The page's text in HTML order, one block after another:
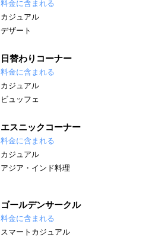
料金に含まれる
カジュアル
デザート
日替わりコーナー
料金に含まれる
カジュアル
ビュッフェ
エスニックコーナー
料金に含まれる
カジュアル
アジア・インド料理
ゴールデンサークル
料金に含まれる
スマートカジュアル